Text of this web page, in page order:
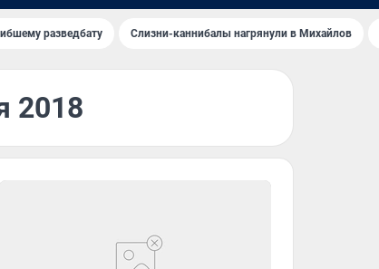
разведбату Слизни-каннибалы нагрянули в Михайлов
2018